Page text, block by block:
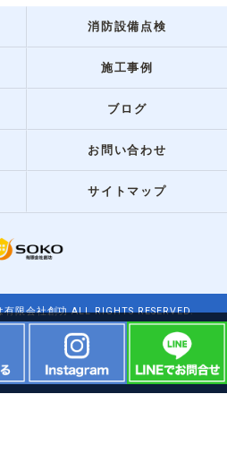
消防設備点検
施工事例
ブログ
お問い合わせ
サイトマップ
限会社創功 ALL RIGHTS RESERVED.